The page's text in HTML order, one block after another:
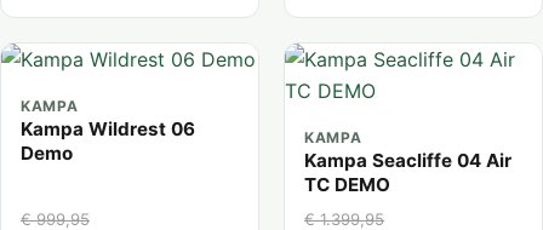
KAMPA
Kampa Wildrest 06
Demo
€ 999,95
KAMPA
Kampa Seacliffe 04 Air
TC DEMO
€ 1.399,95